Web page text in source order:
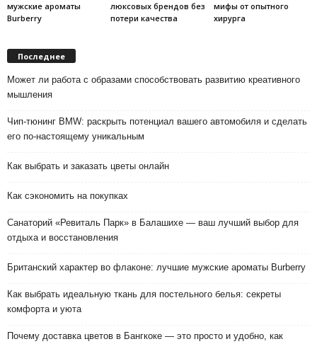
мужские ароматы
Burberry
люксовых брендов без
потери качества
мифы от опытного
хирурга
Последнее
Может ли работа с образами способствовать развитию креативного
мышления
Чип-тюнинг BMW: раскрыть потенциал вашего автомобиля и сделать
его по-настоящему уникальным
Как выбрать и заказать цветы онлайн
Как сэкономить на покупках
Санаторий «Ревиталь Парк» в Балашихе — ваш лучший выбор для
отдыха и восстановления
Британский характер во флаконе: лучшие мужские ароматы Burberry
Как выбрать идеальную ткань для постельного белья: секреты
комфорта и уюта
Почему доставка цветов в Бангкоке — это просто и удобно, как